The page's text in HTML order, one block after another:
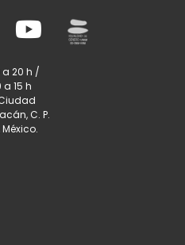
a 20 h /
15 h
C. P.